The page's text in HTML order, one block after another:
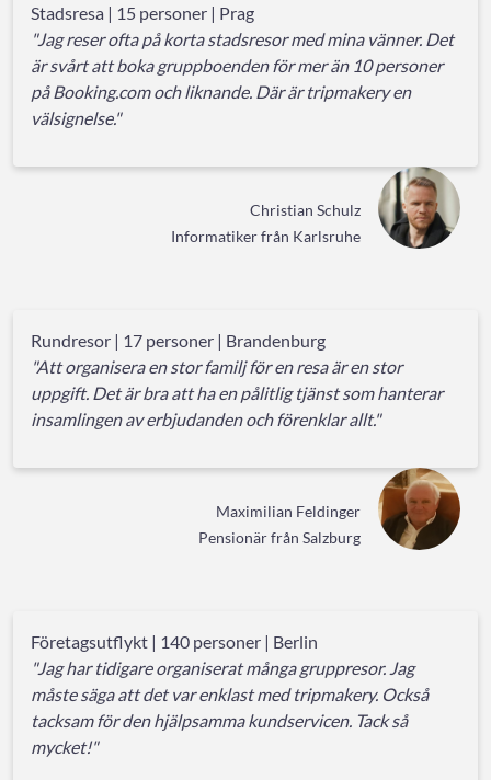
Stadsresa | 15 personer | Prag
"Jag reser ofta på korta stadsresor med mina vänner. Det
är svårt att boka gruppboenden för mer än 10 personer
på Booking.com och liknande. Där är tripmakery en
välsignelse."
Christian Schulz
Informatiker från Karlsruhe
Rundresor | 17 personer | Brandenburg
"Att organisera en stor familj för en resa är en stor
uppgift. Det är bra att ha en pålitlig tjänst som hanterar
insamlingen av erbjudanden och förenklar allt."
Maximilian Feldinger
Pensionär från Salzburg
Företagsutflykt | 140 personer | Berlin
"Jag har tidigare organiserat många gruppresor. Jag
måste säga att det var enklast med tripmakery. Också
tacksam för den hjälpsamma kundservicen. Tack så
mycket!"